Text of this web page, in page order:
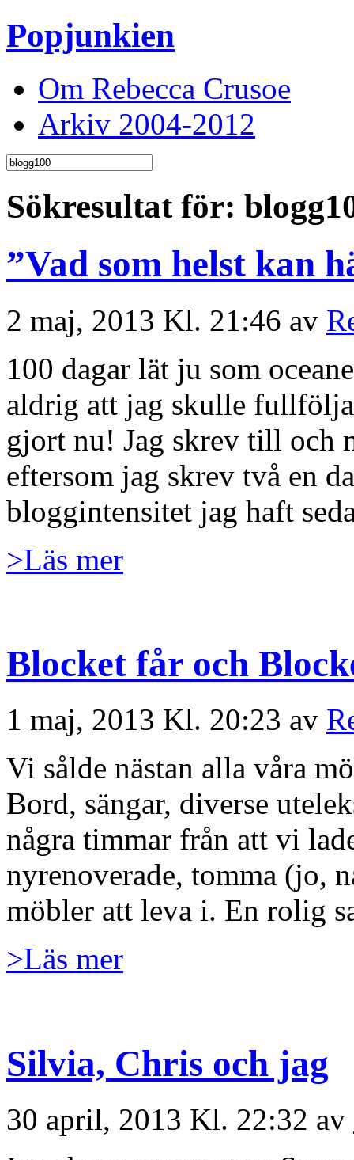
Popjunkien
Om Rebecca Crusoe
Arkiv 2004-2012
Sökresultat för:
”Vad som helst kan
2 maj, 2013 Kl. 21:46 av
100 dagar lät ju som
aldrig att jag skulle
gjort nu! Jag skrev till och
eftersom jag skrev två en
bloggintensitet jag haft
>Läs mer
Blocket får och
1 maj, 2013 Kl. 20:23 av
Vi sålde nästan alla våra
Bord, sängar, diverse
några timmar från att vi
nyrenoverade, tomma (jo,
möbler att leva i. En rolig
>Läs mer
Silvia, Chris och jag
30 april, 2013 Kl. 22:32 av